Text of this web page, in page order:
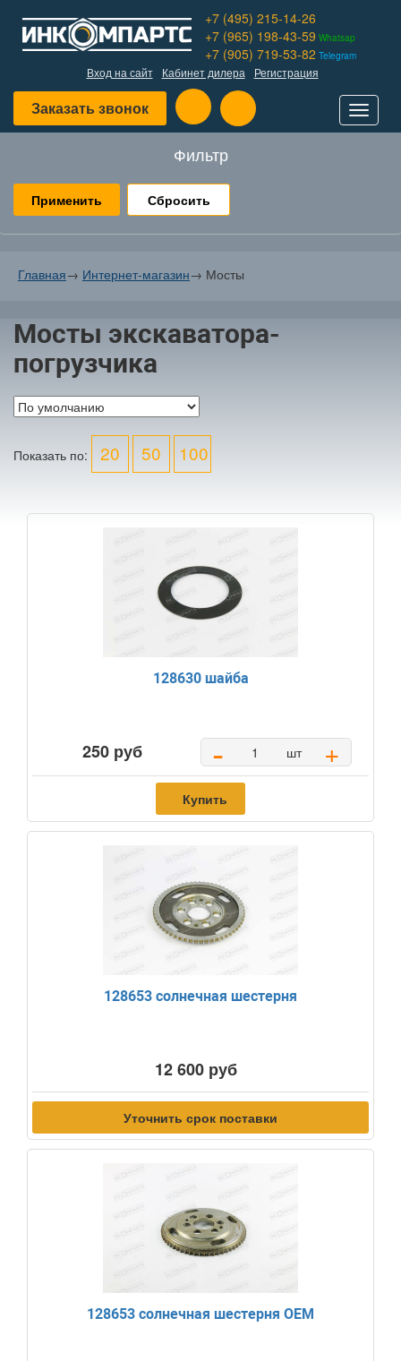
+7 (495) 215-14-26
+7 (965) 198-43-59 Whatsap
+7 (905) 719-53-82 Telegram
Вход на сайт Кабинет дилера Регистрация
Заказать звонок
Toggle
Фильтр
Сбросить
Главная→ Интернет-магазин→ Мосты
Мосты экскаватора-
погрузчика
Показать по: 20 50 100
128630 шайба
250 руб - шт +
Купить
128653 солнечная шестерня
12 600 руб
Уточнить срок поставки
128653 солнечная шестерня OEM